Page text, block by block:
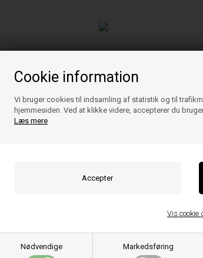
Cookie information
Vi bruger cookies til indsamling af statistik og til
hjemmesiden. Ved at klikke videre, accepterer du
Læs mere
Nødvendige Markedsføring
Vis cookie